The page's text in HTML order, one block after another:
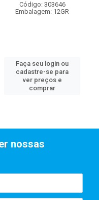
Código: 303646
Embalagem: 12GR
Faça seu login ou
cadastre-se para
ver preços e
comprar
nossas